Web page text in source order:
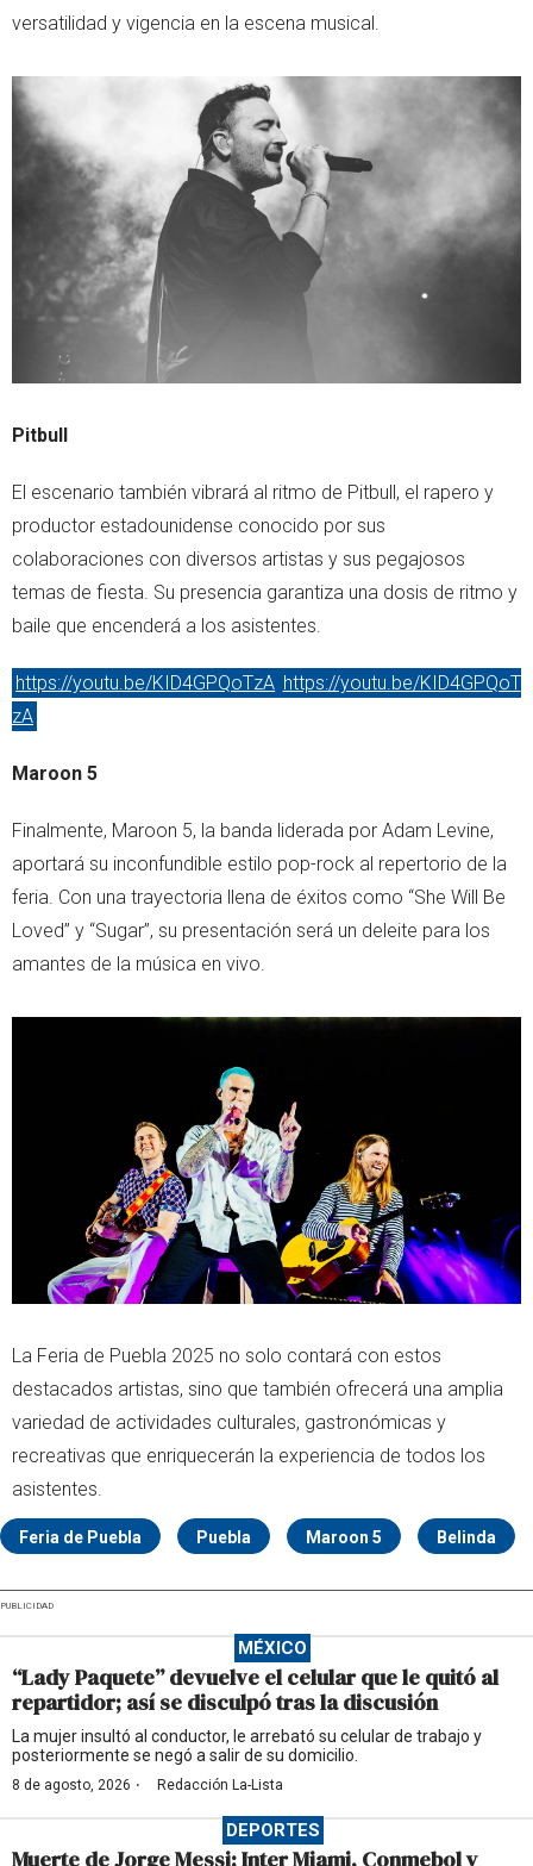
versatilidad y vigencia en la escena musical.
Pitbull
El escenario también vibrará al ritmo de Pitbull, el rapero y
productor estadounidense conocido por sus
colaboraciones con diversos artistas y sus pegajosos
temas de fiesta. Su presencia garantiza una dosis de ritmo y
baile que encenderá a los asistentes.
https://youtu.be/KID4GPQoTzA https://youtu.be/KID4GPQoT
zA
Maroon 5
Finalmente, Maroon 5, la banda liderada por Adam Levine,
aportará su inconfundible estilo pop-rock al repertorio de la
feria. Con una trayectoria llena de éxitos como “She Will Be
Loved” y “Sugar”, su presentación será un deleite para los
amantes de la música en vivo.
La Feria de Puebla 2025 no solo contará con estos
destacados artistas, sino que también ofrecerá una amplia
variedad de actividades culturales, gastronómicas y
recreativas que enriquecerán la experiencia de todos los
asistentes.
Feria de Puebla Puebla Maroon 5 Belinda
PUBLICIDAD
MÉXICO
“Lady Paquete” devuelve el celular que le quitó al
repartidor; así se disculpó tras la discusión
La mujer insultó al conductor, le arrebató su celular de trabajo y
posteriormente se negó a salir de su domicilio.
8 de agosto, 2026 · Redacción La-Lista
DEPORTES
Muerte de Jorge Messi: Inter Miami, Conmebol y